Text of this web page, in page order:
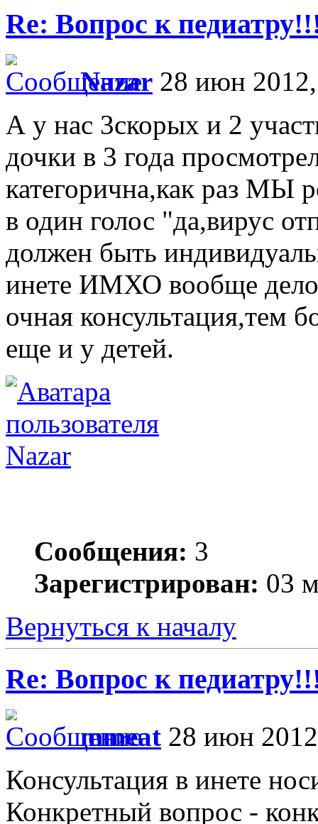
Re: Вопрос к
Nazar 28 июн
А у нас 3скорых и 2
дочки в 3 года
категорична,как раз МЫ
в один голос "да,вирус
должен быть
инете ИМХО вообще дело
очная консультация,тем
еще и у детей.
Nazar
Сообщения: 3
Зарегистрирован: 03
Вернуться к началу
Re: Вопрос к
mmeat 28 июн
Консультация в инете
Конкретный вопрос -